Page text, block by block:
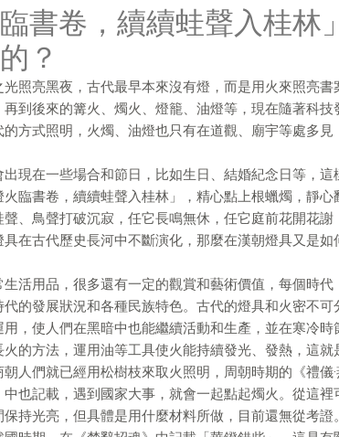
臨書卷，續續蛙聲入桂林
？
照亮黑夜，古代最早本來沒有燈，而是用火來照亮
到後來的篝火、燭火、燈籠、油燈等，現在隨著科
方式照明，火燭、油燈也只有在道觀、廟宇等處多
現在一些場合和節日，比如生日、結婚紀念日等，
臨書卷，續續蛙聲入桂林」，精心點上根蠟燭，靜
、鳥聲打破沉寂，任它長鳴無休，任它庭前花開花謝
在古代歷史長河中不斷演化，那麼在漢朝燈具又是如
活用品，很多還有一定的觀賞和藝術價值，每個時
的發展狀況和各種民族特色。古代的燈具和火密不
，使人們在黑暗中也能繼續活動和生產，並在寒冷時
的方法，運用油等工具使火能持續發光、發熱，這就
人們就已經用松樹枝來取火照明，周朝時期的《禮儀
也記載，遇到國家大事，就會一起點起燭火。從這
持光亮，但具體是用什麼材料所做，目前還無從考證。